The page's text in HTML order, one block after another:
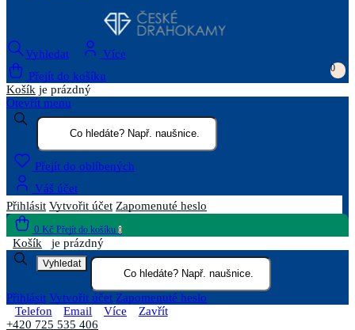
Vyhledat
Více
Přejít do košíku
0
Košík je prázdný
Otevřít menu
Přejít do oblíbených
Váš účet
Přihlásit Vytvořit účet Zapomenuté heslo
0 Kč Přejít do košíku 0
Košík je prázdný
Vyhledat
Přihlásit Vytvořit účet Zapomenuté heslo
Telefon
Email Více
Zavřít
+420 725 535 406